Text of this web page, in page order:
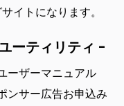
イトになります。
ーティリティ -
ーザーマニュアル
ンサー広告お申込み